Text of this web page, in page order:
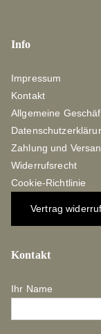
Info
Impressum
Kontakt
Allgemeine
Zahlung und
Widerrufsrecht
Cookie-Richtlinie
Vertrag
Kontakt
Ihr Name